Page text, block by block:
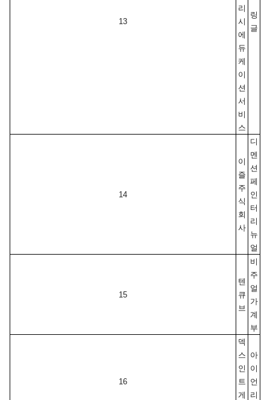
13
리
시
에
듀
케
이
션
서
비
스
링
글
14
이
즐
주
식
회
사
디
멘
션
페
인
터
리
뉴
얼
15
텐
큐
브
비
주
얼
가
계
부
16
덱
스
인
트
게
아
이
언
리